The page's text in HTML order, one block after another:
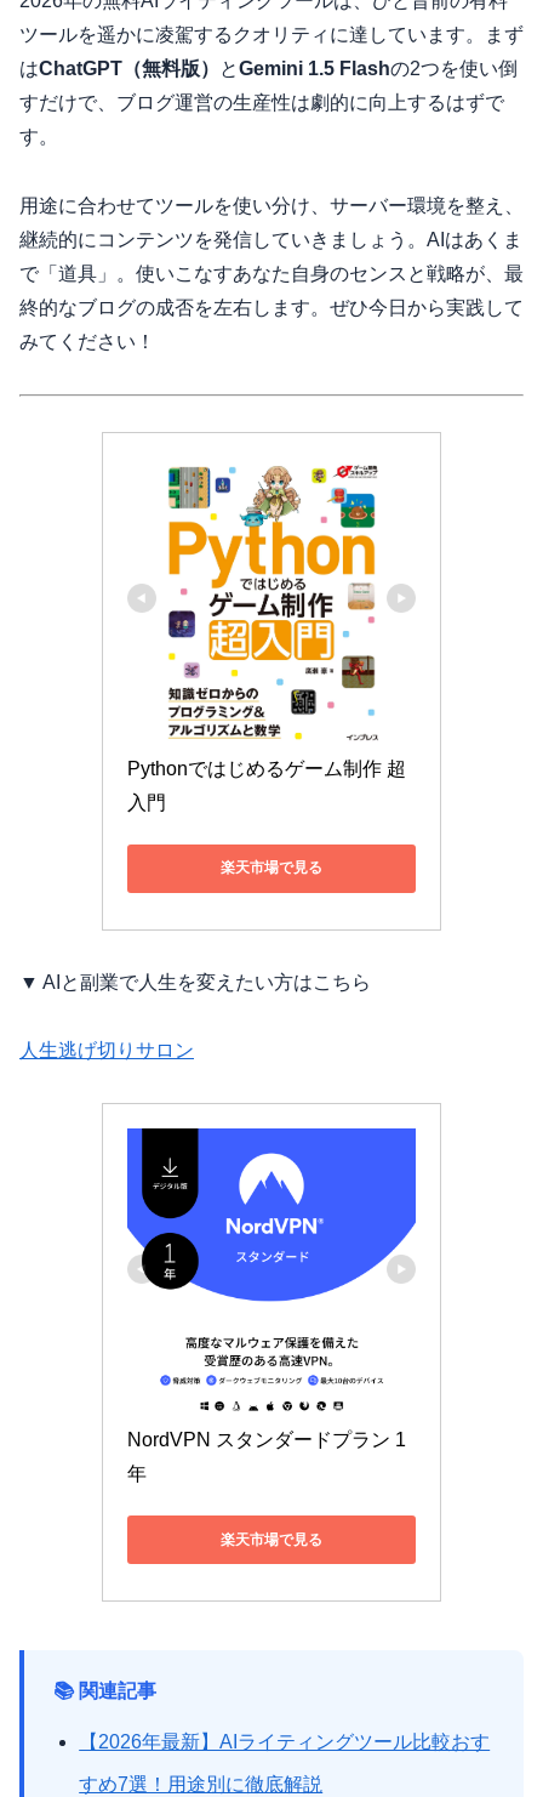
ツールを遥かに凌駕するクオリティに達しています。まず
はChatGPT（無料版） とGemini 1.5 Flashの2つを使い倒
すだけで、ブログ運営の生産性は劇的に向上するはずで
す。
用途に合わせてツールを使い分け、サーバー環境を整え、
継続的にコンテンツを発信していきましょう。AIはあくま
で「道具」。使いこなすあなた自身のセンスと戦略が、最
終的なブログの成否を左右します。ぜひ今日から実践して
みてください！
Pythonではじめるゲーム制作 超
入門
楽天市場で見る
▼ AIと副業で人生を変えたい方はこちら
人生逃げ切りサロン
NordVPN スタンダードプラン 1
年
楽天市場で見る
📚 関連記事
【2026年最新】AIライティングツール比較おす
すめ7選！用途別に徹底解説